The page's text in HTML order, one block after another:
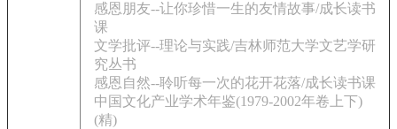
感恩朋友--让你珍惜一生的友情故事/成长读书
课
文学批评--理论与实践/吉林师范大学文艺学研
究丛书
感恩自然--聆听每一次的花开花落/成长读书课
中国文化产业学术年鉴(1979-2002年卷上下)
(精)